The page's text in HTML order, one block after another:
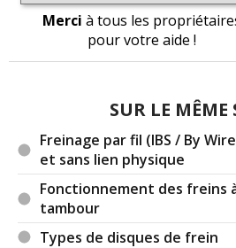
Merci à tous les
pour votre aide !
SUR LE MÊME
Freinage par fil (IBS / By
et sans lien physique
Fonctionnement des freins
tambour
Types de disques de frein